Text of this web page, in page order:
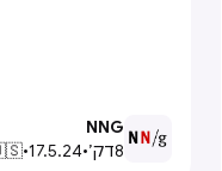
NNG
8דק׳•
17.5.24
•